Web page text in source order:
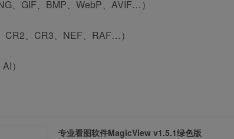
、GIF、BMP、WebP、AVIF…）
CR2、CR3、NEF、RAF…）
）
专业看图软件MagicView v1.5.1绿色版